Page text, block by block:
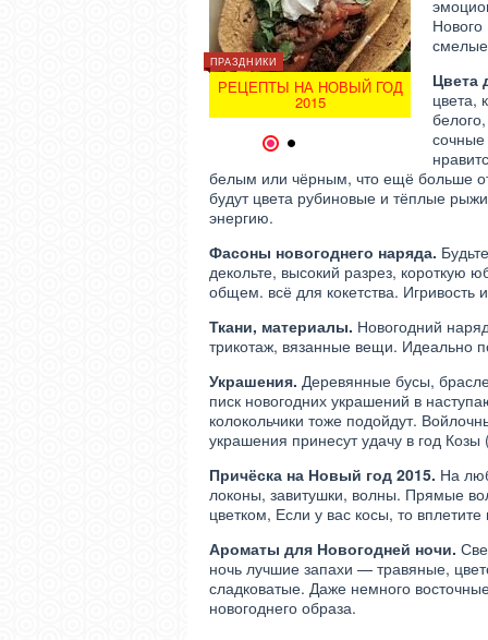
ПРАЗДНИКИ
РЕЦЕПТЫ НА НОВЫЙ ГОД
2015
НОВЫЙ
Цвета
цвета,
белым или чёрным, что ещё больше
будут цвета рубиновые и тёплые
энергию.
Фасоны новогоднего наряда.
декольте, высокий разрез, короткую
общем. всё для кокетства. Игривость
Ткани, материалы. Новогодний
трикотаж, вязанные вещи. Идеально
Украшения. Деревянные бусы,
писк новогодних украшений в
колокольчики тоже подойдут.
украшения принесут удачу в год
Причёска на Новый год 2015. На
локоны, завитушки, волны. Прямые
цветком, Если у вас косы, то
Ароматы для Новогодней ночи.
ночь лучшие запахи — травяные,
сладковатые. Даже немного
новогоднего образа.